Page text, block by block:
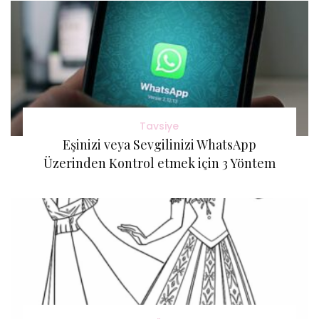
Tavsiye
Eşinizi veya Sevgilinizi WhatsApp
Üzerinden Kontrol etmek için 3 Yöntem